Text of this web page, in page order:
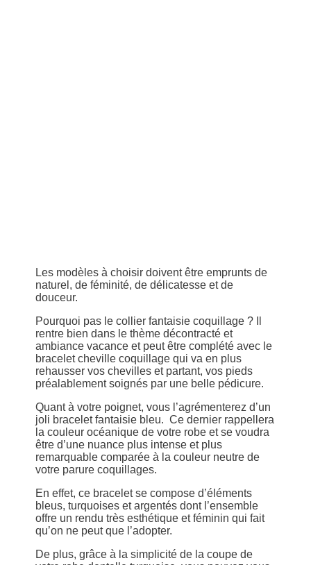
Les modèles à choisir doivent être emprunts de
naturel, de féminité, de délicatesse et de
douceur.
Pourquoi pas le collier fantaisie coquillage ? Il
rentre bien dans le thème décontracté et
ambiance vacance et peut être complété avec le
bracelet cheville coquillage qui va en plus
rehausser vos chevilles et partant, vos pieds
préalablement soignés par une belle pédicure.
Quant à votre poignet, vous l’agrémenterez d’un
joli bracelet fantaisie bleu. Ce dernier rappellera
la couleur océanique de votre robe et se voudra
être d’une nuance plus intense et plus
remarquable comparée à la couleur neutre de
votre parure coquillages.
En effet, ce bracelet se compose d’éléments
bleus, turquoises et argentés dont l’ensemble
offre un rendu très esthétique et féminin qui fait
qu’on ne peut que l’adopter.
De plus, grâce à la simplicité de la coupe de